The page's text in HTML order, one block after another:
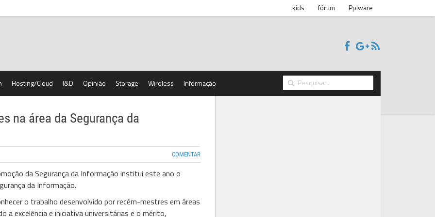
kids fórum Pplware
Hosting/Cloud I&D Opinião Storage Wireless Informação
na área da Segurança da
COMENTAR
da Segurança da Informação institui este ano o
da Informação.
o trabalho desenvolvido por recém-mestres em áreas
a excelência e iniciativa universitárias e o mérito,